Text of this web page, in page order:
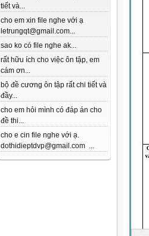
tiết và...
cho em xin file nghe với ạ
letrungqt@gmail.com...
sao ko có file nghe ak...
rất hữu ích cho việc ôn tập, em
cám ơn...
bộ đề cương ôn tập rất chi tiết và
đầy...
cho em hỏi mình có đáp án cho
đề thi...
cho e cin file nghe với ạ.
dothidieptdvp@gmail.com ...